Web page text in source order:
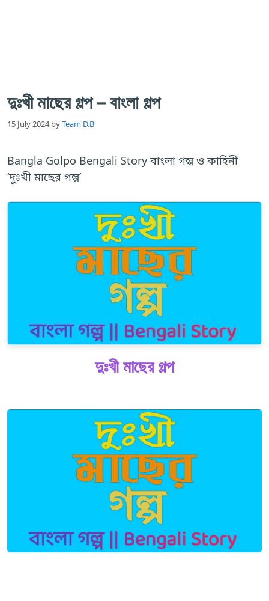
দুঃখী মাছের গল্প – বাংলা গল্প
15 July 2024 byTeam D.B
Bangla Golpo Bengali Story বাংলা গল্প ও কাহিনী
‘দুঃখী মাছের গল্প’
দুঃখী মাছের গল্প